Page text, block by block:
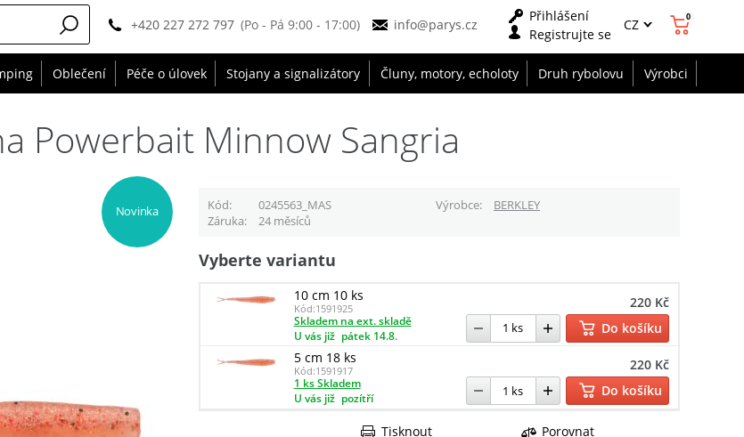
+420 227 272 797 (Po - Pá 9:00 - 17:00) info@parys.cz
Přihlášení
Registrujte se
CZ 0
Oblečení Péče o úlovek Stojany a signalizátory Čluny, motory, echoloty Druh rybolovu Výrobci
Powerbait Minnow Sangria
Novinka Kód 0245563_MAS Výrobce
BERKLEY
Záruka
24 měsíců
Vyberte variantu
10 cm 10 ks
Kód:1591925 220 Kč
Skladem na ext. skladě
U vás již pátek 14.8.
Do košíku
5 cm 18 ks
Kód:1591917 220 Kč
1 ks Skladem
U vás již pozítří Do košíku
Porovnat
Tisknout